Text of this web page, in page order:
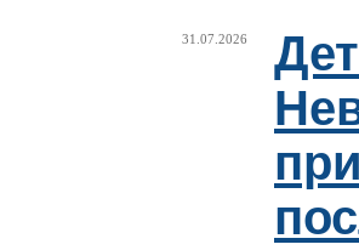
31.07.2026